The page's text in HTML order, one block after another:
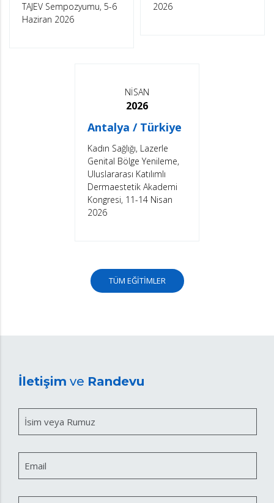
TAJEV Sempozyumu, 5-6
Haziran 2026
2026
NİSAN
2026
Antalya / Türkiye
Kadın Sağlığı, Lazerle
Genital Bölge Yenileme,
Uluslararası Katılımlı
Dermaestetik Akademi
Kongresi, 11-14 Nisan
2026
TÜM EĞİTİMLER
İletişim ve Randevu
İsim veya Rumuz
Email